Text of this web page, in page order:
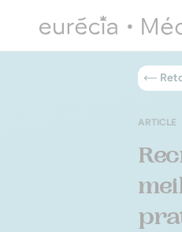
ARTICLE